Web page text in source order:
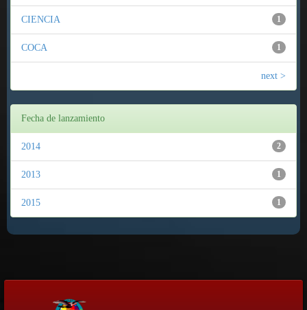
1
CIENCIA
1
COCA
next >
Fecha de lanzamiento
2
2014
1
2013
1
2015